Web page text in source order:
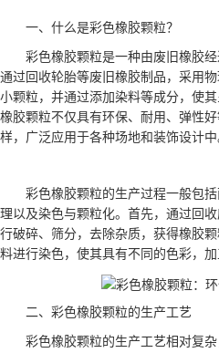
一、什么是彩色橡胶颗粒？
彩色橡胶颗粒是一种由废旧橡胶
通过回收轮胎等废旧橡胶制品，采用
小颗粒，并通过添加染料等成分，使
橡胶颗粒不仅具有环保、耐用、弹性
样，广泛应用于各种场地和装饰设计中
彩色橡胶颗粒的生产过程一般包
理以及染色与颗粒化。首先，通过回
行破碎、筛分，去除杂质，获得橡胶
料进行染色，使其具有不同的色彩，加
二、彩色橡胶颗粒的生产工艺
彩色橡胶颗粒的生产工艺相对复